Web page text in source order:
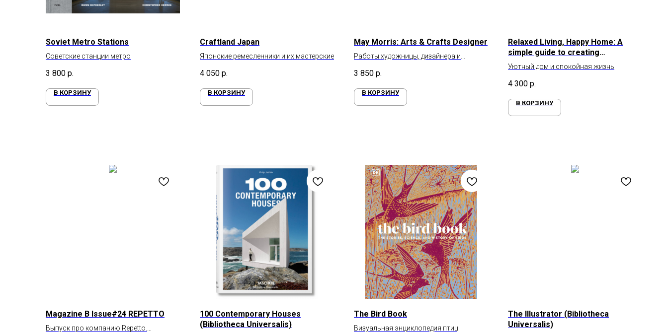
Soviet Metro Stations
Советские станции метро
3 800 р.
В КОРЗИНУ
Craftland Japan
Японские ремесленники и их мастерские
4 050 р.
В КОРЗИНУ
May Morris: Arts & Crafts Designer
Работы художницы, дизайнера и
3 850 р.
В КОРЗИНУ
Relaxed Living, Happy Home: A
simple guide to creating
sustainable and beautiful interiors
Уютный дом и спокойная жизнь
4 300 р.
В КОРЗИНУ
Magazine B Issue#24 REPETTO
Выпуск про компанию Repetto.
100 Contemporary Houses
(Bibliotheca Universalis)
The Bird Book
Визуальная энциклопедия птиц
The Illustrator (Bibliotheca
Universalis)